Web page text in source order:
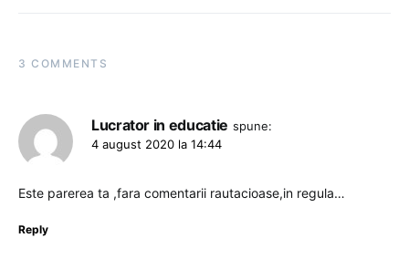
3 COMMENTS
Lucrator in educatie spune:
4 august 2020 la 14:44
Este parerea ta ,fara comentarii rautacioase,in regula…
Reply